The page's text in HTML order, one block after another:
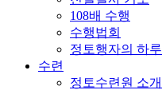
108배 수행
수행법회
정토행자의 하루
수련
정토수련원 소개